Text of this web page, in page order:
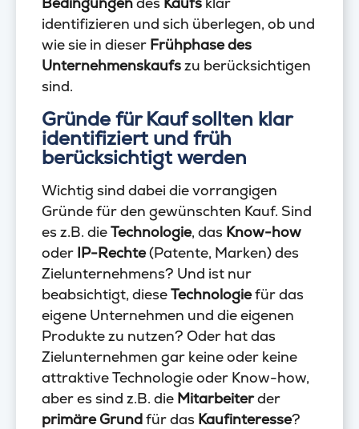
identifizieren und sich überlegen, ob und
wie sie in dieser Frühphase des
Unternehmenskaufszu berücksichtigen
sind.
Gründe für Kauf sollten klar
identifiziert und früh
berücksichtigt werden
Wichtig sind dabei die vorrangigen
Gründe für den gewünschten Kauf. Sind
es z.B. dieTechnologie, das Know-how
oder IP-Rechte(Patente, Marken) des
Zielunternehmens? Und ist nur
beabsichtigt, dieseTechnologiefür das
eigene Unternehmen und die eigenen
Produkte zu nutzen? Oder hat das
Zielunternehmen gar keine oder keine
attraktive Technologie oder Know-how,
aber es sind z.B. die Mitarbeiterder
primäre Grundfür das Kaufinteresse?